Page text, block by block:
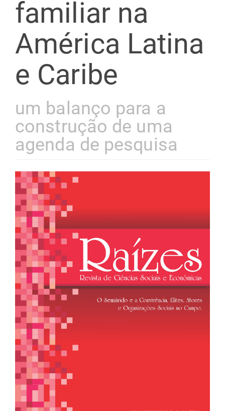
familiar na
América Latina
e Caribe
um balanço para a
construção de uma
agenda de pesquisa
Barra
lateral
de
artigos